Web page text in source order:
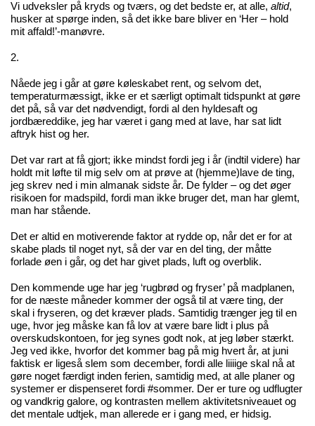
Vi udveksler på kryds og tværs, og det bedste er, at alle, altid,
husker at spørge inden, så det ikke bare bliver en ‘Her – hold
mit affald!’-manøvre.
2.
Nåede jeg i går at gøre køleskabet rent, og selvom det,
temperaturmæssigt, ikke er et særligt optimalt tidspunkt at gøre
det på, så var det nødvendigt, fordi al den hyldesaft og
jordbæreddike, jeg har været i gang med at lave, har sat lidt
aftryk hist og her.
Det var rart at få gjort; ikke mindst fordi jeg i år (indtil videre) har
holdt mit løfte til mig selv om at prøve at (hjemme)lave de ting,
jeg skrev ned i min almanak sidste år. De fylder – og det øger
risikoen for madspild, fordi man ikke bruger det, man har glemt,
man har stående.
Det er altid en motiverende faktor at rydde op, når det er for at
skabe plads til noget nyt, så der var en del ting, der måtte
forlade øen i går, og det har givet plads, luft og overblik.
Den kommende uge har jeg ‘rugbrød og fryser’ på madplanen,
for de næste måneder kommer der også til at være ting, der
skal i fryseren, og det kræver plads. Samtidig trænger jeg til en
uge, hvor jeg måske kan få lov at være bare lidt i plus på
overskudskontoen, for jeg synes godt nok, at jeg løber stærkt.
Jeg ved ikke, hvorfor det kommer bag på mig hvert år, at juni
faktisk er ligeså slem som december, fordi alle liiiige skal nå at
gøre noget færdigt inden ferien, samtidig med, at alle planer og
systemer er dispenseret fordi #sommer. Der er ture og udflugter
og vandkrig galore, og kontrasten mellem aktivitetsniveauet og
det mentale udtjek, man allerede er i gang med, er hidsig.